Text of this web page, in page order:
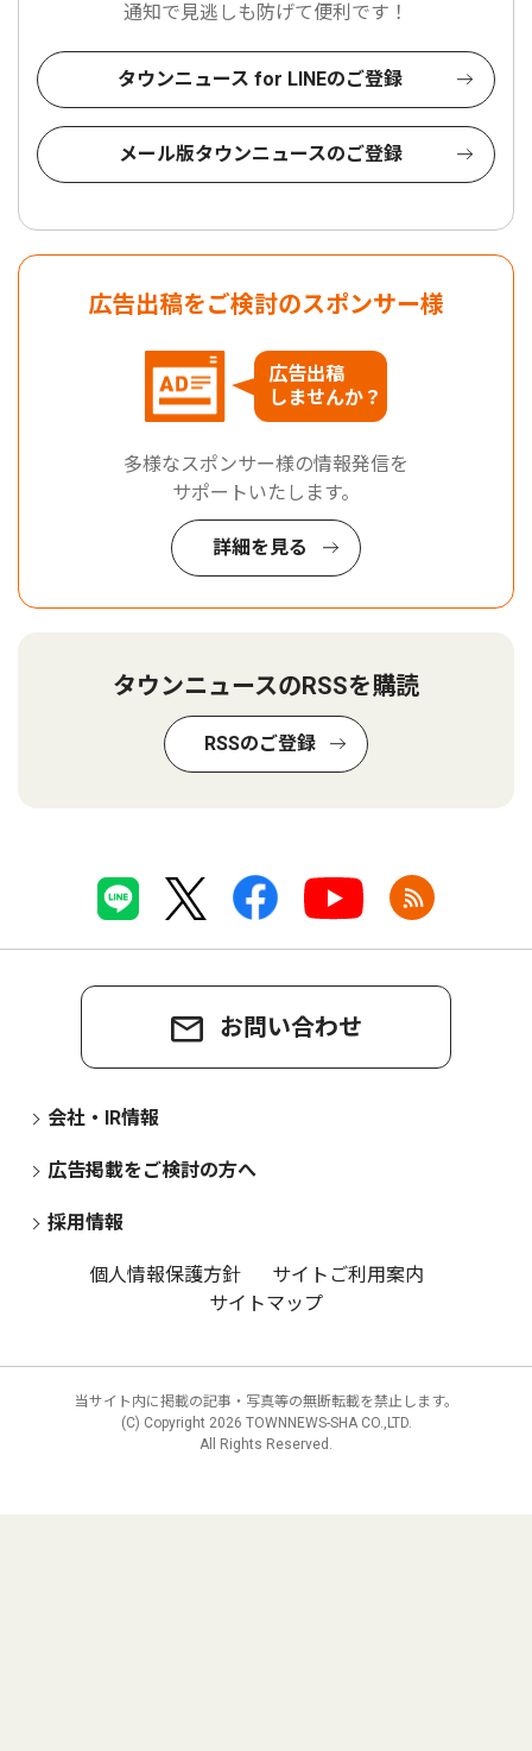
通知で見逃しも防げて便利です！
タウンニュース for LINEのご登録
メール版タウンニュースのご登録
広告出稿をご検討のスポンサー様
広告出稿
しませんか？
多様なスポンサー様の情報発信を
サポートいたします。
詳細を見る
タウンニュースのRSSを購読
RSSのご登録
お問い合わせ
会社・IR情報
広告掲載をご検討の方へ
採用情報
個人情報保護方針
サイトご利用案内
サイトマップ
当サイト内に掲載の記事・写真等の無断転載を禁止します。
(C) Copyright 2026 TOWNNEWS-SHA CO.,LTD.
All Rights Reserved.